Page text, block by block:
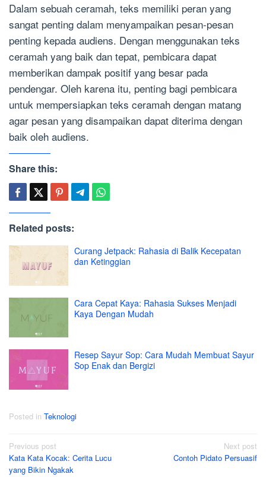
Dalam sebuah ceramah, teks memiliki peran yang
sangat penting dalam menyampaikan pesan-pesan
penting kepada audiens. Dengan menggunakan teks
ceramah yang baik dan tepat, pembicara dapat
memberikan dampak positif yang besar pada
pendengar. Oleh karena itu, penting bagi pembicara
untuk mempersiapkan teks ceramah dengan matang
agar pesan yang disampaikan dapat diterima dengan
baik oleh audiens.
Share this:
Related posts:
Curang Jetpack: Rahasia di Balik Kecepatan
dan Ketinggian
Cara Cepat Kaya: Rahasia Sukses Menjadi
Kaya Dengan Mudah
Resep Sayur Sop: Cara Mudah Membuat Sayur
Sop Enak dan Bergizi
Posted in Teknologi
Post
navigation
Previous post
Kata Kata Kocak: Cerita Lucu
yang Bikin Ngakak
Next post
Contoh Pidato Persuasif